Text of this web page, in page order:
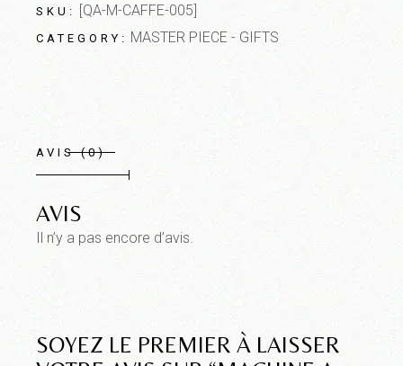
SKU: [QA-M-CAFFE-005]
CATEGORY: MASTER PIECE - GIFTS
AVIS (0)
AVIS
Il n’y a pas encore d’avis.
SOYEZ LE PREMIER À LAISSER